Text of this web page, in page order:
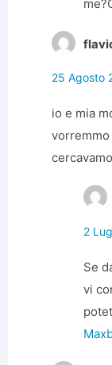
25 Agosto
io e mia
2
Se
vi